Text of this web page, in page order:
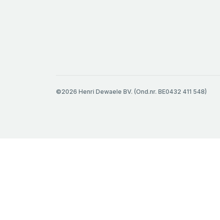
©2026 Henri Dewaele BV. (Ond.nr. BE0432 411 548)